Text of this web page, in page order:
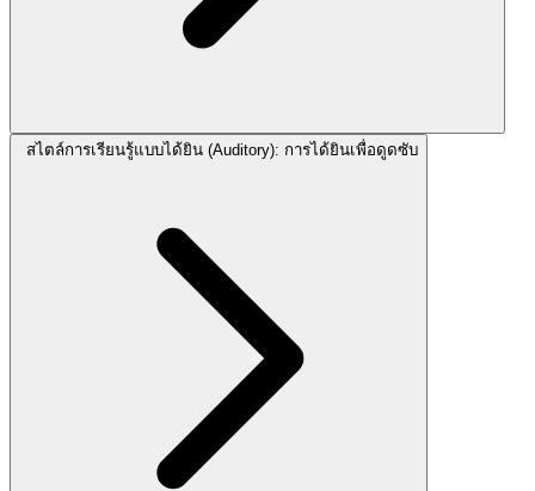
สไตล์การเรียนรู้แบบได้ยิน (Auditory): การได้ยินเพื่อดูดซับ